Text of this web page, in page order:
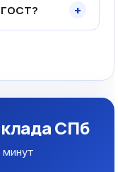
ГОСТ? +
СПб